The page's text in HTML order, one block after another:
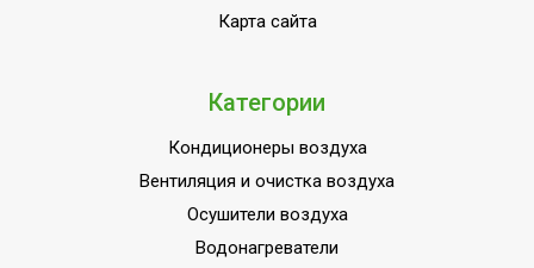
ПЛОЩАДЬ ПОМЕЩЕНИЯ
Оцинкованная сталь
Защита от перегрева
терморегулятора)
Область применения
Полупромышленное
оборудование (для
коммерческого и
Карта сайта
Категории
Кондиционеры воздуха
Вентиляция и очистка воздуха
Осушители воздуха
Водонагреватели